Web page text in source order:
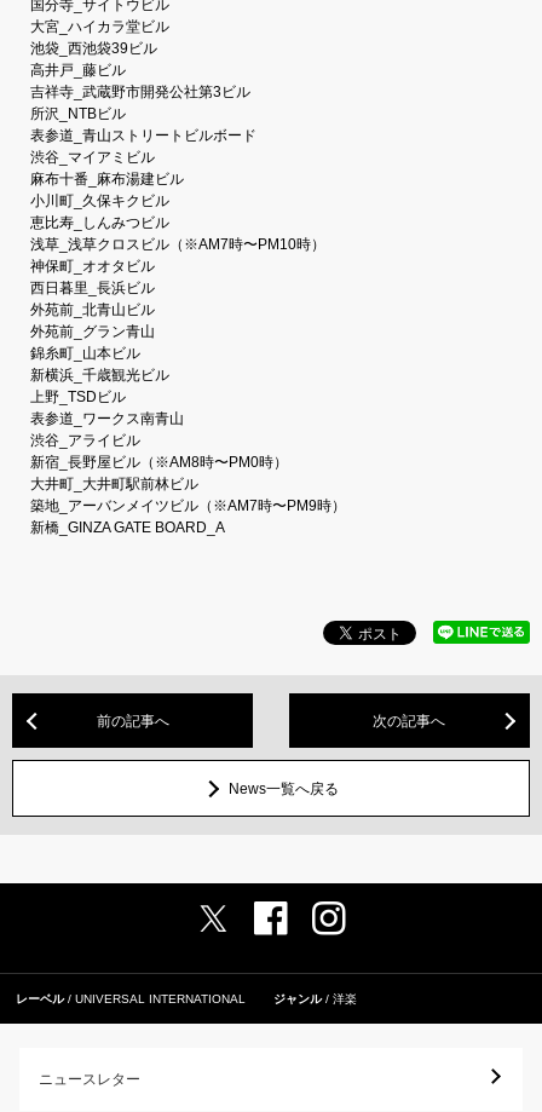
国分寺_サイトウビル
大宮_ハイカラ堂ビル
池袋_西池袋39ビル
高井戸_藤ビル
吉祥寺_武蔵野市開発公社第3ビル
所沢_NTBビル
表参道_青山ストリートビルボード
渋谷_マイアミビル
麻布十番_麻布湯建ビル
小川町_久保キクビル
恵比寿_しんみつビル
浅草_浅草クロスビル（※AM7時〜PM10時）
神保町_オオタビル
西日暮里_長浜ビル
外苑前_北青山ビル
外苑前_グラン青山
錦糸町_山本ビル
新横浜_千歳観光ビル
上野_TSDビル
表参道_ワークス南青山
渋谷_アライビル
新宿_長野屋ビル（※AM8時〜PM0時）
大井町_大井町駅前林ビル
築地_アーバンメイツビル（※AM7時〜PM9時）
新橋_GINZA GATE BOARD_A
前の記事へ 次の記事へ
News一覧へ戻る
レーベル UNIVERSAL INTERNATIONAL ジャンル 洋楽
ニュースレター